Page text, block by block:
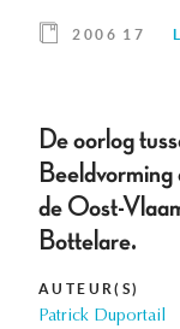
2006 17
De oorlog
de Oost-
Bottelare.
AUTEUR(S)
Patrick Duportail